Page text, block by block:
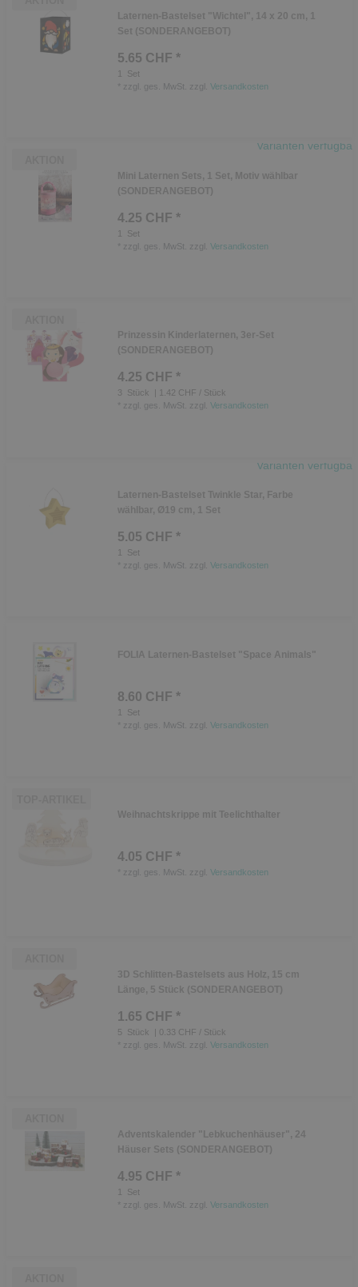
Laternen-Bastelset "Wichtel", 14 x 20 cm, 1
Set (SONDERANGEBOT)
5.65 CHF *
1
Set
zzgl. ges. MwSt. zzgl. Versandkosten
Varianten verfügbar
Mini Laternen Sets, 1 Set, Motiv wählbar
(SONDERANGEBOT)
4.25 CHF *
1
Set
zzgl. ges. MwSt. zzgl. Versandkosten
Prinzessin Kinderlaternen, 3er-Set
(SONDERANGEBOT)
4.25 CHF *
3 Stück
| 1.42 CHF / Stück
zzgl. ges. MwSt. zzgl. Versandkosten
Varianten verfügbar
Laternen-Bastelset Twinkle Star, Farbe
wählbar, Ø19 cm, 1 Set
5.05 CHF *
Set
zzgl. ges. MwSt. zzgl. Versandkosten
FOLIA Laternen-Bastelset "Space Animals"
8.60 CHF *
1
Set
zzgl. ges. MwSt. zzgl. Versandkosten
Weihnachtskrippe mit Teelichthalter
4.05 CHF *
zzgl. ges. MwSt. zzgl. Versandkosten
3D Schlitten-Bastelsets aus Holz, 15 cm
Länge, 5 Stück (SONDERANGEBOT)
1.65 CHF *
5 Stück
| 0.33 CHF / Stück
zzgl. ges. MwSt. zzgl. Versandkosten
Adventskalender "Lebkuchenhäuser", 24
Häuser Sets (SONDERANGEBOT)
4.95 CHF *
1
Set
zzgl. ges. MwSt. zzgl. Versandkosten